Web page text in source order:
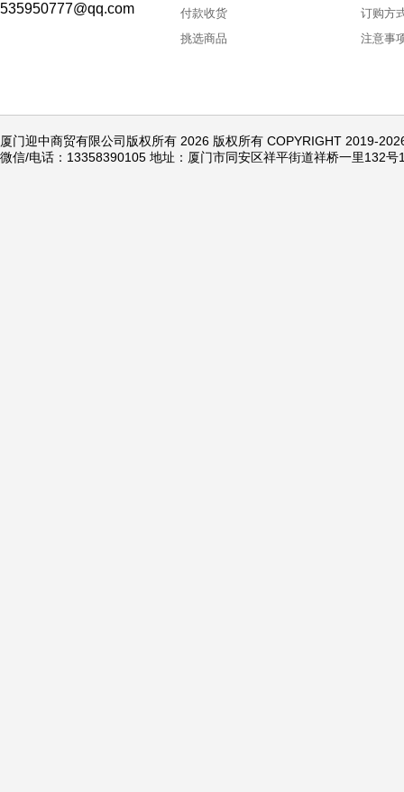
535950777@qq.com
付款收货
挑选商品
订购方
注意事
厦门迎中商贸有限公司版权所有 2026 版权所有 COPYRIGHT 2019-
微信/电话：13358390105 地址：厦门市同安区祥平街道祥桥一里132号